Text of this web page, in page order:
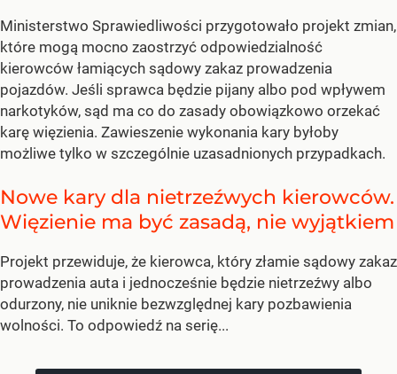
Ministerstwo Sprawiedliwości przygotowało projekt zmian,
które mogą mocno zaostrzyć odpowiedzialność
kierowców łamiących sądowy zakaz prowadzenia
pojazdów. Jeśli sprawca będzie pijany albo pod wpływem
narkotyków, sąd ma co do zasady obowiązkowo orzekać
karę więzienia. Zawieszenie wykonania kary byłoby
możliwe tylko w szczególnie uzasadnionych przypadkach.
Nowe kary dla nietrzeźwych kierowców.
Więzienie ma być zasadą, nie wyjątkiem
Projekt przewiduje, że kierowca, który złamie sądowy zakaz
prowadzenia auta i jednocześnie będzie nietrzeźwy albo
odurzony, nie uniknie bezwzględnej kary pozbawienia
wolności. To odpowiedź na serię...